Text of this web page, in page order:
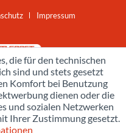
Impressum
die für den technischen
sind und stets gesetzt
Komfort bei Benutzung
dienen oder die
und sozialen Netzwerken
Ihrer Zustimmung gesetzt.